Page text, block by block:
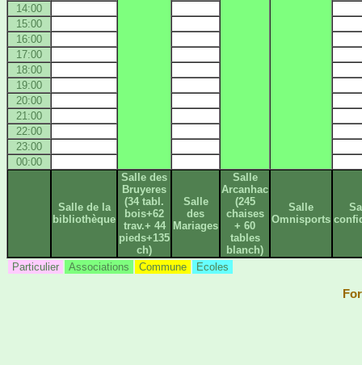
14:00
15:00
16:00
17:00
18:00
19:00
20:00
21:00
22:00
23:00
00:00
Salle de la
bibliothèque
Salle des
Bruyeres
(34 tabl.
bois+62
trav.+ 44
pieds+135
ch)
Salle
des
Mariages
Salle
Arcanhac
(245
chaises
+ 60
tables
blanch)
Salle
Omnisports
Particulier Associations Commune Ecoles